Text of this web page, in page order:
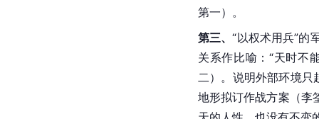
第一）。
第三、“以权术用兵”的
关系作比喻：“天时不
二）。说明外部环境只
地形拟订作战方案（李